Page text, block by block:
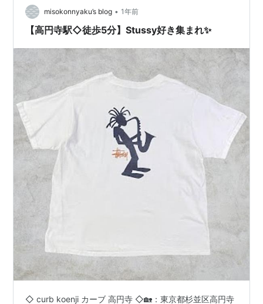
misokonnyaku’s blog • 1年前
【高円寺駅◇徒歩5分】Stussy好き集まれ✨
◇ curb koenji カーブ 高円寺 ◇🏡：東京都杉並区高円寺